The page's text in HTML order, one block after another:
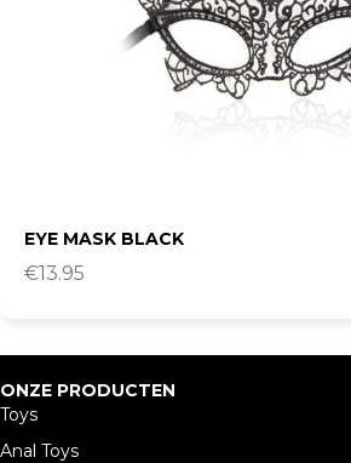
EYE MASK BLACK
€13.95
ONZE PRODUCTEN
Toys
Anal Toys